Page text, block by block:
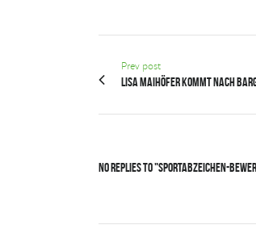
Prev post
Lisa Maihöfer kommt nach
No Replies to "Sportabzeichen-